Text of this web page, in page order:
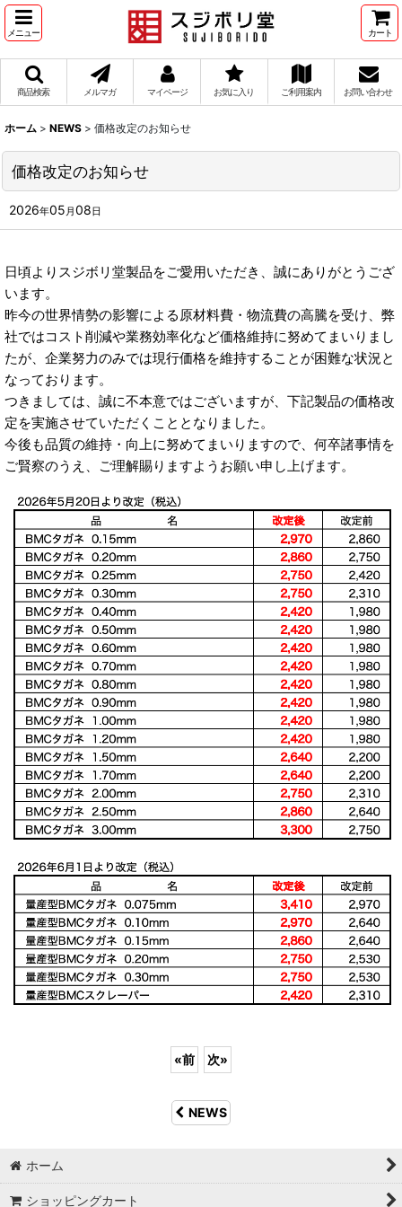
メニュー カート
商品検索 メルマガ マイページ お気に入り ご利用案内 お問い合わせ
ホーム > NEWS > 価格改定のお知らせ
価格改定のお知らせ
2026年05 月08日
日頃よりスジボリ堂製品をご愛用いただき、誠にありがとうござ
います。
昨今の世界情勢の影響による原材料費・物流費の高騰を受け、弊
社ではコスト削減や業務効率化など価格維持に努めてまいりまし
たが、企業努力のみでは現行価格を維持することが困難な状況と
なっております。
つきましては、誠に不本意ではございますが、下記製品の価格改
定を実施させていただくこととなりました。
今後も品質の維持・向上に努めてまいりますので、何卒諸事情を
ご賢察のうえ、ご理解賜りますようお願い申し上げます。
«前 次»
NEWS
ホーム
ショッピングカート